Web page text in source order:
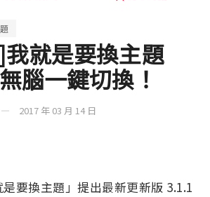
就是要換主題
腦一鍵切換！
2017 年 03 月 14 日
要換主題」提出最新更新版 3.1.1